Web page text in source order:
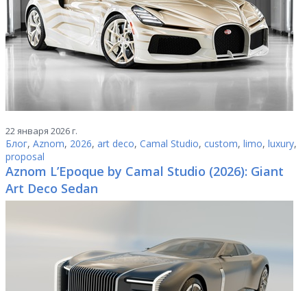
22 января 2026 г.
Блог, Aznom, 2026, art deco, Camal Studio, custom, limo, luxury,
proposal
Aznom L’Epoque by Camal Studio (2026): Giant
Art Deco Sedan